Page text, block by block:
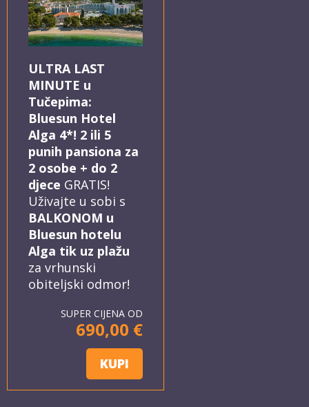
ULTRA LAST
MINUTE u
Tučepima:
Bluesun Hotel
Alga 4*! 2 ili 5
punih pansiona za
2 osobe + do 2
djece GRATIS!
Uživajte u sobi s
BALKONOM u
Bluesun hotelu
Alga tik uz plažu
za vrhunski
obiteljski odmor!
SUPER CIJENA OD
690,00 €
KUPI